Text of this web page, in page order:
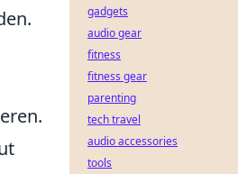
gadgets
audio gear
fitness
fitness gear
parenting
tech travel
audio accessories
tools